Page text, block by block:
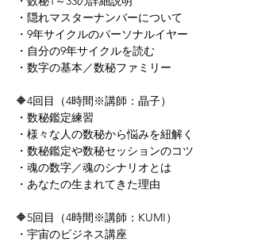
・隠れマスターナンバーについて
・9年サイクルのパーソナルイヤー
・自分の9年サイクルを読む
・数字の基本／数秘ファミリー
🔶4回目（4時間※講師：晶子）
・数秘鑑定練習
・様々な人の数秘から悩みを紐解く
・数秘鑑定や数秘セッションのコツ
・魂の数字／魂のシナリオとは
・あなたの生まれてきた理由
🔶5回目（4時間※講師：KUMI）
・宇宙のビジネス講座